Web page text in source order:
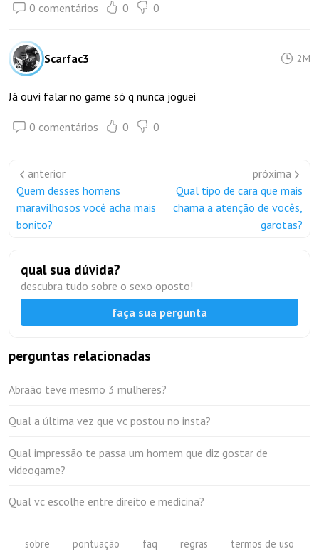
0 comentários 0 0
Scarfac3 2M
Já ouvi falar no game só q nunca joguei
0 comentários 0 0
anterior
Quem desses homens
maravilhosos você acha mais
bonito?
próxima
Qual tipo de cara que mais
chama a atenção de vocês,
garotas?
qual sua dúvida?
descubra tudo sobre o sexo oposto!
faça sua pergunta
perguntas relacionadas
Abraão teve mesmo 3 mulheres?
Qual a última vez que vc postou no insta?
Qual impressão te passa um homem que diz gostar de
videogame?
Qual vc escolhe entre direito e medicina?
sobre pontuação faq regras termos de uso